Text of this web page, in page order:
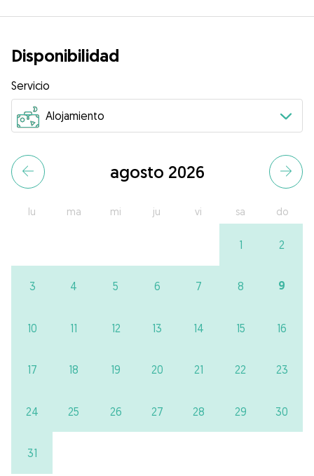
Disponibilidad
Servicio
agosto 2026
lu ma mi ju vi sa do
1 2
3 4 5 6 7 8 9
10 11 12 13 14 15 16
17 18 19 20 21 22 23
24 25 26 27 28 29 30
31